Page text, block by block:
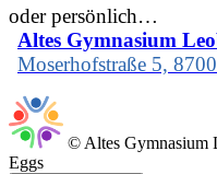
oder persönlich…
Altes Gymnasium
Moserhofstraße 5,
© Altes Gymnasium
Eggs